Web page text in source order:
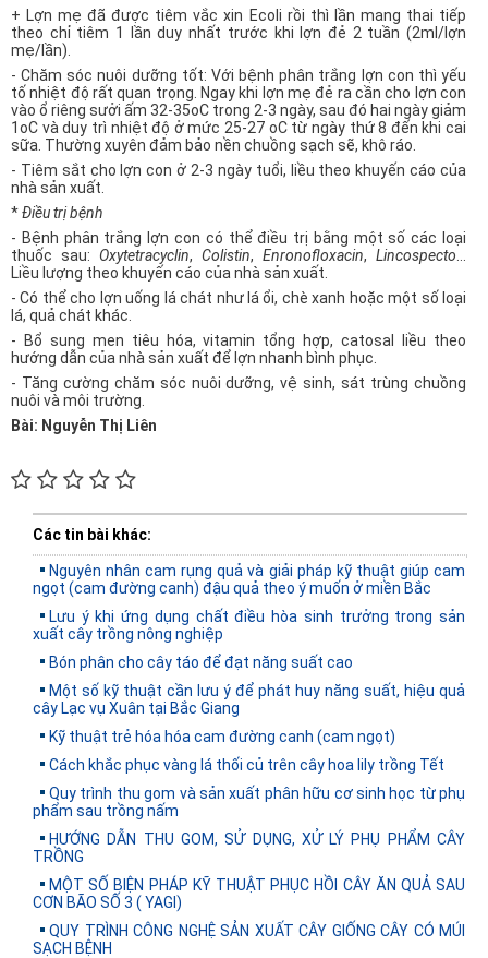
+ Lợn mẹ đã được tiêm vắc xin Ecoli rồi thì lần mang thai tiếp
theo chỉ tiêm 1 lần duy nhất trước khi lợn đẻ 2 tuần (2ml/lợn
mẹ/lần).
- Chăm sóc nuôi dưỡng tốt: Với bệnh phân trắng lợn con thì yếu
tố nhiệt độ rất quan trọng. Ngay khi lợn mẹ đẻ ra cần cho lợn con
vào ổ riêng sưởi ấm 32-35oC trong 2-3 ngày, sau đó hai ngày giảm
1oC và duy trì nhiệt độ ở mức 25-27 oC từ ngày thứ 8 đến khi cai
sữa. Thường xuyên đảm bảo nền chuồng sạch sẽ, khô ráo.
- Tiêm sắt cho lợn con ở 2-3 ngày tuổi, liều theo khuyến cáo của
nhà sản xuất.
*Điều trị bệnh
- Bệnh phân trắng lợn con có thể điều trị bằng một số các loại
thuốc sau: Oxytetracyclin, Colistin, Enronofloxacin, Lincospecto
Liều lượng theo khuyến cáo của nhà sản xuất.
- Có thể cho lợn uống lá chát như lá ổi, chè xanh hoặc một số loại
lá, quả chát khác.
- Bổ sung men tiêu hóa, vitamin tổng hợp, catosal liều theo
hướng dẫn của nhà sản xuất để lợn nhanh bình phục.
- Tăng cường chăm sóc nuôi dưỡng, vệ sinh, sát trùng chuồng
nuôi và môi trường.
Bài: Nguyễn Thị Liên
Các tin bài khác:
Nguyên nhân cam rụng quả và giải pháp kỹ thuật giúp cam
ngọt (cam đường canh) đậu quả theo ý muốn ở miền Bắc
Lưu ý khi ứng dụng chất điều hòa sinh trưởng trong sản
xuất cây trồng nông nghiệp
Bón phân cho cây táo để đạt năng suất cao
Một số kỹ thuật cần lưu ý để phát huy năng suất, hiệu quả
cây Lạc vụ Xuân tại Bắc Giang
Kỹ thuật trẻ hóa hóa cam đường canh (cam ngọt)
Cách khắc phục vàng lá thối củ trên cây hoa lily trồng Tết
Quy trình thu gom và sản xuất phân hữu cơ sinh học từ phụ
phẩm sau trồng nấm
HƯỚNG DẪN THU GOM, SỬ DỤNG, XỬ LÝ PHỤ PHẨM CÂY
TRỒNG
MỘT SỐ BIỆN PHÁP KỸ THUẬT PHỤC HỒI CÂY ĂN QUẢ SAU
CƠN BÃO SỐ 3 ( YAGI)
QUY TRÌNH CÔNG NGHỆ SẢN XUẤT CÂY GIỐNG CÂY CÓ MÚI
SẠCH BỆNH